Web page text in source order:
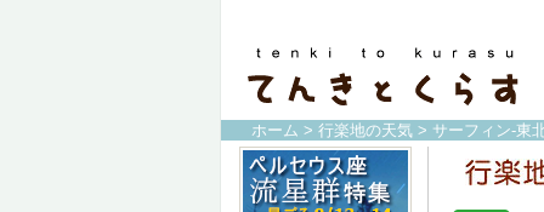
ホーム > 行楽地の天気 > サーフィン-東